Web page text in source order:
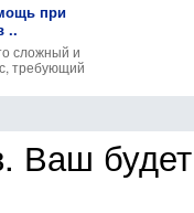
при
..
сложный и
требующий
Ваш